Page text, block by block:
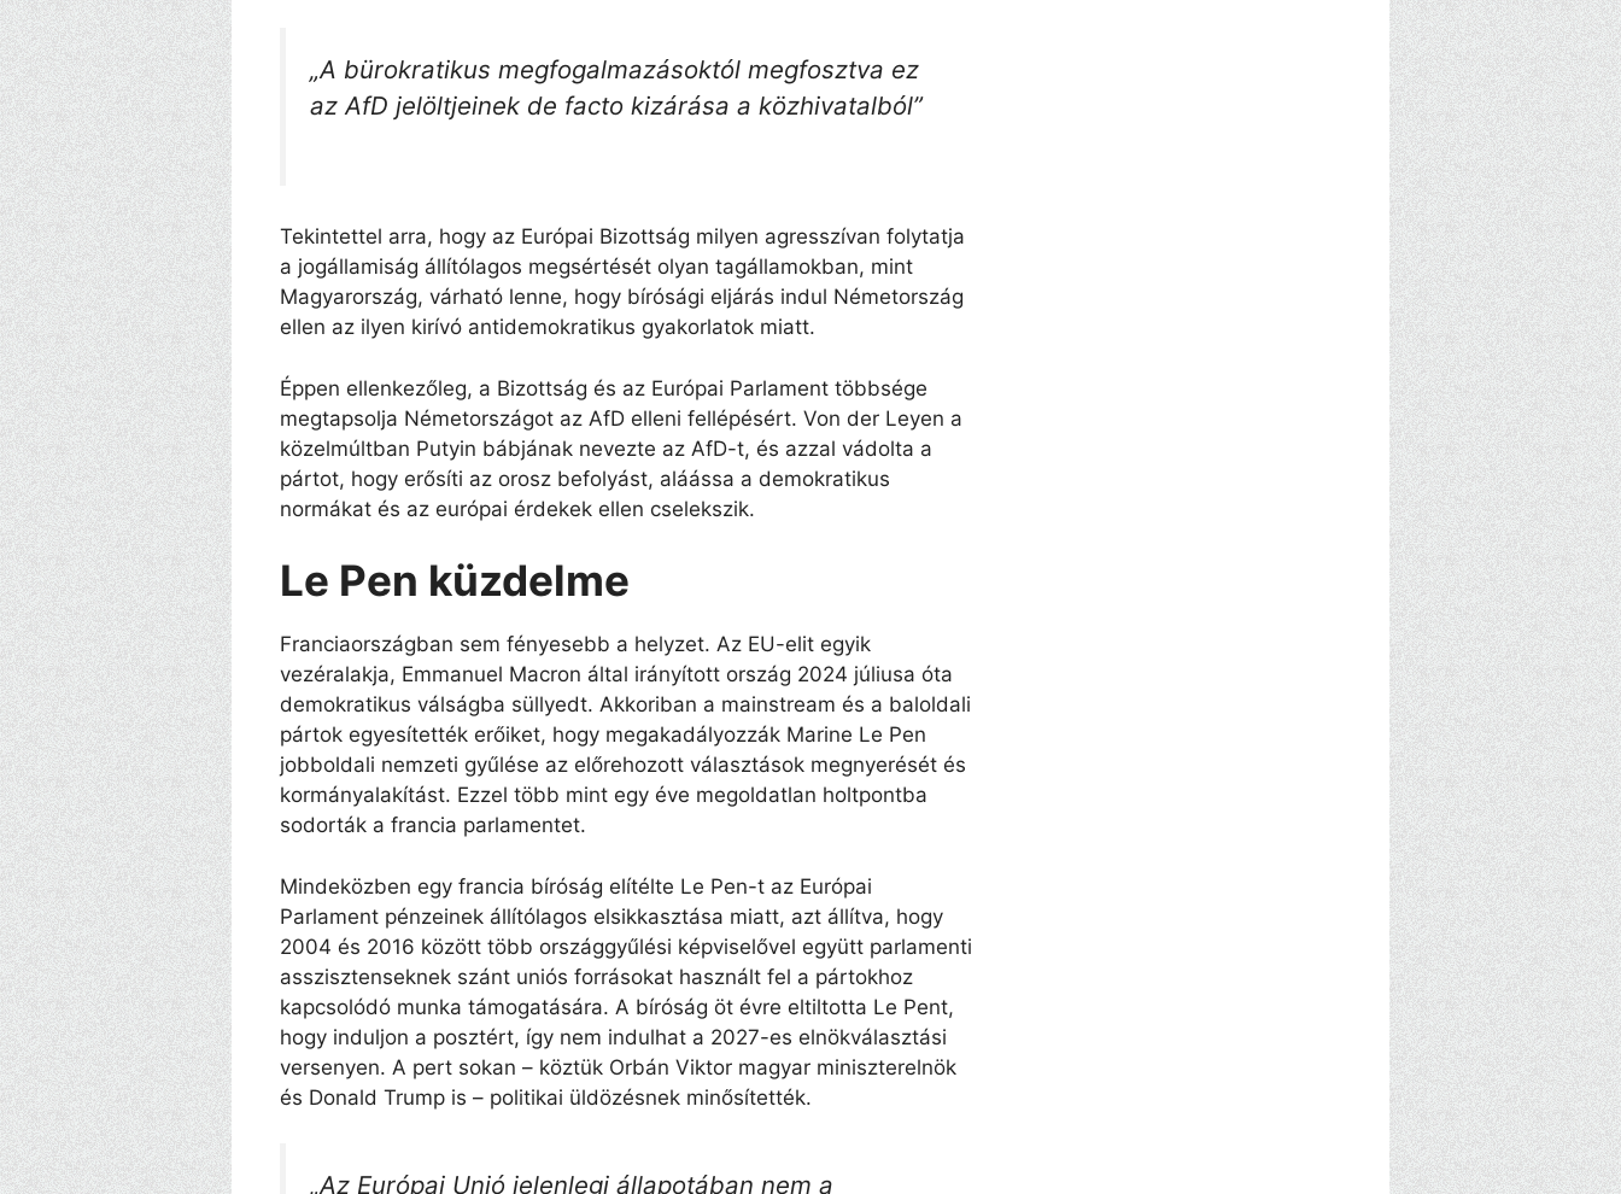
„A bürokratikus megfogalmazásoktól megfosztva ez
az AfD jelöltjeinek de facto kizárása a közhivatalból”
Tekintettel arra, hogy az Európai Bizottság milyen agresszívan folytatja
a jogállamiság állítólagos megsértését olyan tagállamokban, mint
Magyarország, várható lenne, hogy bírósági eljárás indul Németország
ellen az ilyen kirívó antidemokratikus gyakorlatok miatt.
Éppen ellenkezőleg, a Bizottság és az Európai Parlament többsége
megtapsolja Németországot az AfD elleni fellépésért. Von der Leyen a
közelmúltban Putyin bábjának nevezte az AfD-t, és azzal vádolta a
pártot, hogy erősíti az orosz befolyást, aláássa a demokratikus
normákat és az európai érdekek ellen cselekszik.
Le Pen küzdelme
Franciaországban sem fényesebb a helyzet. Az EU-elit egyik
vezéralakja, Emmanuel Macron által irányított ország 2024 júliusa óta
demokratikus válságba süllyedt. Akkoriban a mainstream és a baloldali
pártok egyesítették erőiket, hogy megakadályozzák Marine Le Pen
jobboldali nemzeti gyűlése az előrehozott választások megnyerését és
kormányalakítást. Ezzel több mint egy éve megoldatlan holtpontba
sodorták a francia parlamentet.
Mindeközben egy francia bíróság elítélte Le Pen-t az Európai
Parlament pénzeinek állítólagos elsikkasztása miatt, azt állítva, hogy
2004 és 2016 között több országgyűlési képviselővel együtt parlamenti
asszisztenseknek szánt uniós forrásokat használt fel a pártokhoz
kapcsolódó munka támogatására. A bíróság öt évre eltiltotta Le Pent,
hogy induljon a posztért, így nem indulhat a 2027-es elnökválasztási
versenyen. A pert sokan – köztük Orbán Viktor magyar miniszterelnök
és Donald Trump is – politikai üldözésnek minősítették.
„Az Európai Unió jelenlegi állapotában nem a